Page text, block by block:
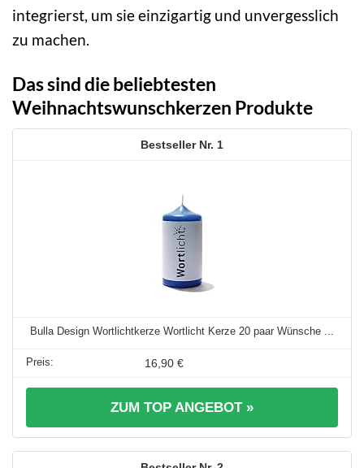
integrierst, um sie einzigartig und unvergesslich
zu machen.
Das sind die beliebtesten
Weihnachtswunschkerzen Produkte
1
Bulla Design Wortlichtkerze Wortlicht Kerze 20 paar Wünsche ...
16,90 €
ZUM TOP ANGEBOT »